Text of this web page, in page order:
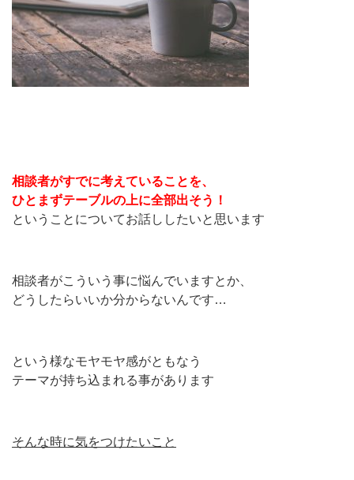
相談者がすでに考えていることを、
ひとまずテーブルの上に全部出そう！
ということについてお話ししたいと思います
相談者がこういう事に悩んでいますとか、
どうしたらいいか分からないんです…
という様なモヤモヤ感がともなう
テーマが持ち込まれる事があります
そんな時に気をつけたいこと